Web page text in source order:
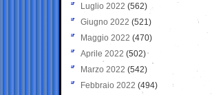
Luglio 2022 (562)
Giugno 2022 (521)
Maggio 2022 (470)
Aprile 2022 (502)
Marzo 2022 (542)
Febbraio 2022 (494)